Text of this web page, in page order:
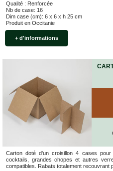
Qualité : Renforcée
Nb de case: 16
Dim case (cm): 6 x 6 x h 25 cm
Produit en Occitanie
+ d'informations
Carton doté d'un croisillon 4 cases
cocktails, grandes chopes et autres
compatibles. Rabats totalement recouvrant